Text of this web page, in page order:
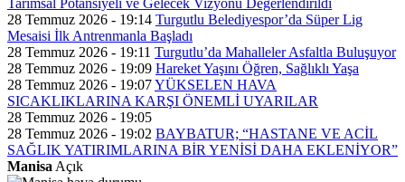
Tarımsal Potansiyeli ve Gelecek Vizyonu Değerlendirildi
28 Temmuz 2026 - 19:14 Turgutlu Belediyespor’da Süper Lig
Mesaisi İlk Antrenmanla Başladı
28 Temmuz 2026 - 19:11 Turgutlu’da Mahalleler Asfaltla Buluşuyor
28 Temmuz 2026 - 19:09 Hareket Yaşını Öğren, Sağlıklı Yaşa
28 Temmuz 2026 - 19:07YÜKSELEN HAVA
SICAKLIKLARINA KARŞI ÖNEMLİ UYARILAR
28 Temmuz 2026 - 19:05
28 Temmuz 2026 - 19:02 BAYBATUR; “HASTANE VE ACİL
SAĞLIK YATIRIMLARINA BİR YENİSİ DAHA EKLENİYOR”
Manisa Açık